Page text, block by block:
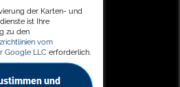
der Karten- und
ist Ihre
zu den
vom
Google LLC erforderlich.
und